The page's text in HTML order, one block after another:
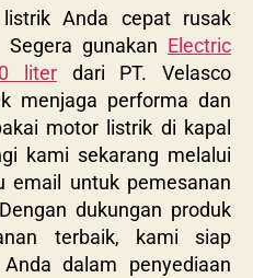
Anda cepat rusak
gunakan Electric
literdari PT. Velasco
menjaga performa dan
motor listrik di kapal
kami sekarang melalui
email untuk pemesanan
dukungan produk
terbaik, kami siap
dalam penyediaan